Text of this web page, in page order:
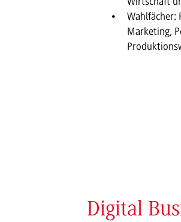
Wahlfächer:
Marketing,
Digital